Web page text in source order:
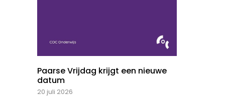
Paarse Vrijdag krijgt een nieuwe
datum
20 juli 2026